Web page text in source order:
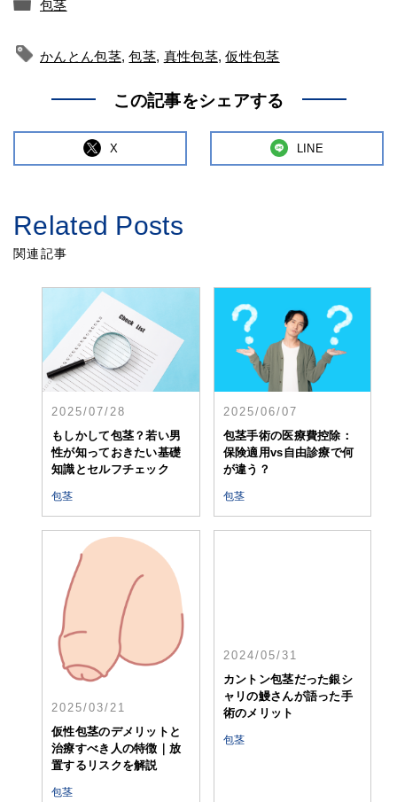
包茎
かんとん包茎,包茎, 真性包茎,仮性包茎
この記事をシェアする
X LINE
Related Posts
関連記事
2025/07/28
もしかして包茎？若い男
性が知っておきたい基礎
知識とセルフチェック
包茎
2025/06/07
包茎手術の医療費控除：
保険適用vs自由診療で何
が違う？
包茎
2025/03/21
仮性包茎のデメリットと
治療すべき人の特徴｜放
置するリスクを解説
包茎
カントン包茎だった銀シ
ャリの鰻さんが語った手
術のメリット